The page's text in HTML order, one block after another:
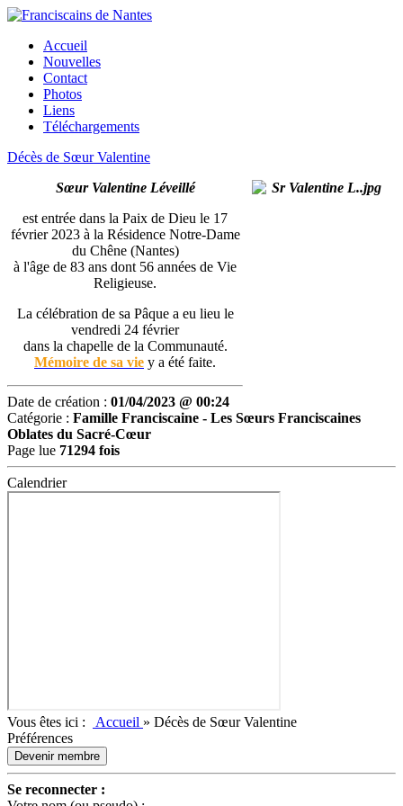
Accueil
Nouvelles
Contact
Photos
Liens
Téléchargements
Décès de Sœur Valentine
Sœur Valentine Léveillé
est entrée dans la Paix de Dieu le 17
février 2023 à la Résidence Notre-Dame
du Chêne (Nantes)
à l'âge de 83 ans dont 56 années de Vie
Religieuse.
La célébration de sa Pâque a eu lieu le
vendredi 24 février
dans la chapelle de la Communauté.
Mémoire de sa vie y a été faite.
Date de création : 01/04/2023 @ 00:24
Catégorie : Famille Franciscaine - Les Sœurs Franciscaines
Oblates du Sacré-Cœur
Page lue 71294 fois
Calendrier
Vous êtes ici : Accueil » Décès de Sœur Valentine
Préférences
Devenir membre
Se reconnecter :